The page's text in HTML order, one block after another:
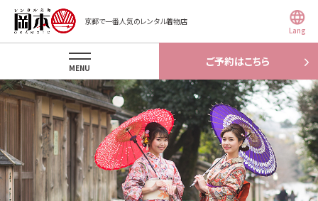
京都で一番人気のレンタル着物店
Lang
ご予約はこちら
MENU